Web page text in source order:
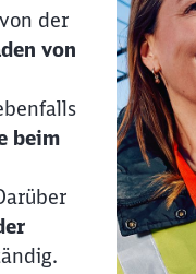
der
von
beim